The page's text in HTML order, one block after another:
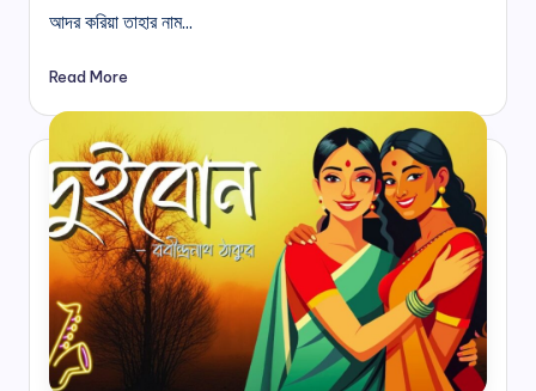
আদর করিয়া তাহার নাম…
Read More